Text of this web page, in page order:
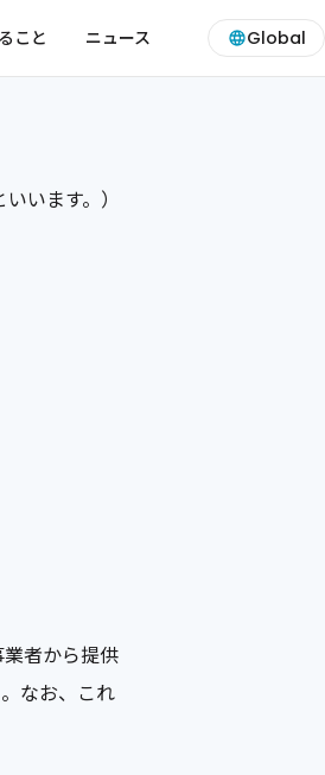
こと ニュース Global
います。）
者から提供
なお、これ